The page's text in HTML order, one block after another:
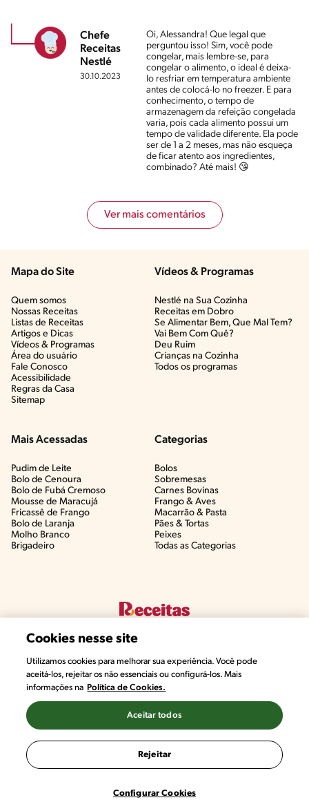
Chefe
Receitas
Nestlé
30.10.2023
Oi, Alessandra! Que legal que
perguntou isso! Sim, você pode
congelar, mais lembre-se, para
congelar o alimento, o ideal é deixa-
lo resfriar em temperatura ambiente
antes de colocá-lo no freezer. E para
conhecimento, o tempo de
armazenagem da refeição congelada
varia, pois cada alimento possui um
tempo de validade diferente. Ela pode
ser de 1 a 2 meses, mas não esqueça
de ficar atento aos ingredientes,
combinado? Até mais! 😘
Ver mais comentários
Mapa do Site
Quem somos
Nossas Receitas
Listas de Receitas​
Artigos e Dicas​
Vídeos & Programas​
Área do usuário
Fale Conosco
Acessibilidade
Regras da Casa
Sitemap
Vídeos & Programas​
Nestlé na Sua Cozinha
Receitas em Dobro
Se Alimentar Bem, Que Mal Tem?​
Vai Bem Com Quê?​
Deu Ruim​
Crianças na Cozinha​
Todos os programas
Mais Acessadas
Pudim de Leite
Bolo de Cenoura
Bolo de Fubá Cremoso
Mousse de Maracujá
Fricassê de Frango
Bolo de Laranja
Molho Branco
Brigadeiro
Categorias
Bolos
Sobremesas
Carnes Bovinas​
Frango & Aves​
Macarrão & Pasta​
Pães & Tortas​
Peixes
Todas as Categorias
©2022, Nestlé. Marcas registradas por Societé des Produits Nestlé,
S.A. Vevey (Suiza)
Termos e Condições
Política de Privacidade
Configurações de Cookies
Cookies nesse site
Utilizamos cookies para melhorar sua experiência. Você pode
aceitá-los, rejeitar os não essenciais ou configurá-los. Mais
informações na Política de Cookies.
Configurar Cookies
Rejeitar
Aceitar todos